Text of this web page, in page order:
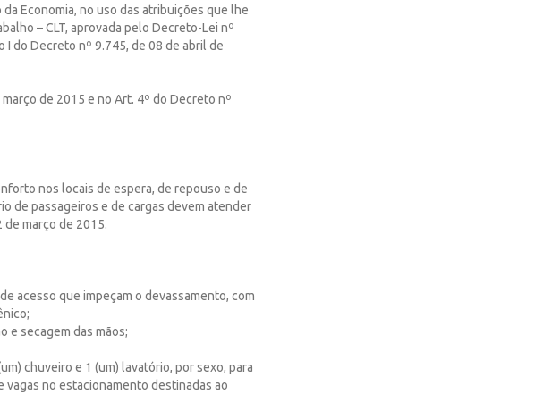
Economia, no uso das atribuições que lhe
– CLT, aprovada pelo Decreto-Lei nº
I do Decreto nº 9.745, de 08 de abril de
de 2015 e no Art. 4º do Decreto nº
nos locais de espera, de repouso e de
de passageiros e de cargas devem atender
de março de 2015.
acesso que impeçam o devassamento, com
e secagem das mãos;
chuveiro e 1 (um) lavatório, por sexo, para
vagas no estacionamento destinadas ao